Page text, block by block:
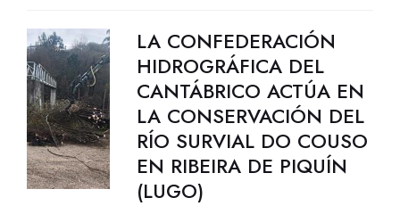
LA CONFEDERACIÓN
HIDROGRÁFICA DEL
CANTÁBRICO ACTÚA EN
LA CONSERVACIÓN DEL
RÍO SURVIAL DO COUSO
EN RIBEIRA DE PIQUÍN
(LUGO)